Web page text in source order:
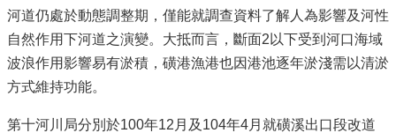
河道仍處於動態調整期，僅能就調查資料了解人為影響及河性
自然作用下河道之演變。大抵而言，斷面2以下受到河口海域
波浪作用影響易有淤積，磺港漁港也因港池逐年淤淺需以清淤
方式維持功能。
第十河川局分別於100年12月及104年4月就磺溪出口段改道